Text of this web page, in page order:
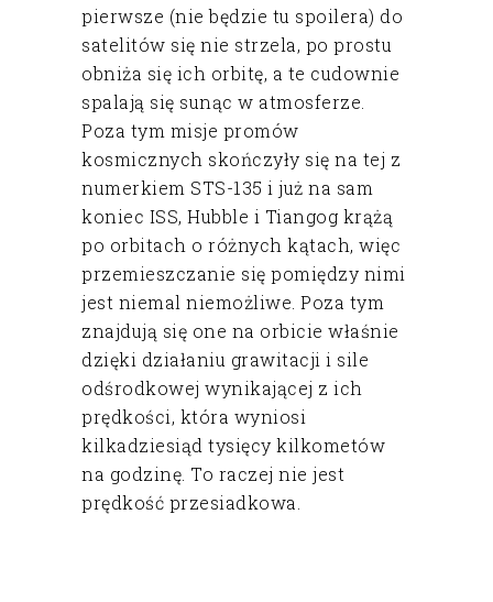
pierwsze (nie będzie tu spoilera) do
satelitów się nie strzela, po prostu
obniża się ich orbitę, a te cudownie
spalają się sunąc w atmosferze.
Poza tym misje promów
kosmicznych skończyły się na tej z
numerkiem STS-135 i już na sam
koniec ISS, Hubble i Tiangog krążą
po orbitach o różnych kątach, więc
przemieszczanie się pomiędzy nimi
jest niemal niemożliwe. Poza tym
znajdują się one na orbicie właśnie
dzięki działaniu grawitacji i sile
odśrodkowej wynikającej z ich
prędkości, która wyniosi
kilkadziesiąd tysięcy kilkometów
na godzinę. To raczej nie jest
prędkość przesiadkowa.